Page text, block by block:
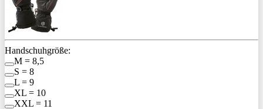
Handschuhgröße:
M = 8,5
S = 8
L = 9
XL = 10
XXL = 11